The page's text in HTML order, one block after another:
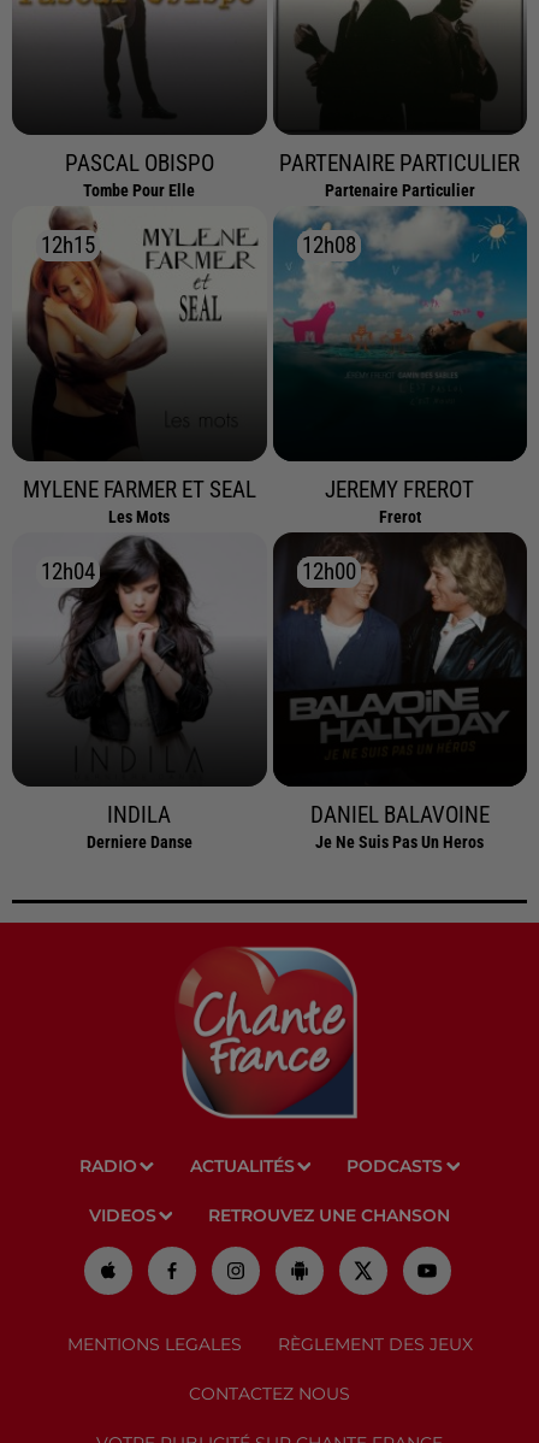
PASCAL OBISPO
Tombe Pour Elle
PARTENAIRE PARTICULIER
Partenaire Particulier
12h15
12h15
MYLENE FARMER ET SEAL
Les Mots
12h08
12h08
JEREMY FREROT
Frerot
12h04
12h04
INDILA
Derniere Danse
12h00
12h00
DANIEL BALAVOINE
Je Ne Suis Pas Un Heros
RADIO ACTUALITÉS PODCASTS
VIDEOS RETROUVEZ UNE CHANSON
MENTIONS LEGALES RÈGLEMENT DES JEUX
CONTACTEZ NOUS